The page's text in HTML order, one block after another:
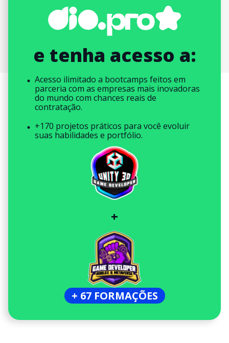
e tenha acesso a:
Acesso ilimitado a bootcamps feitos em
parceria com as empresas mais inovadoras
do mundo com chances reais de
contratação.
+170 projetos práticos para você evoluir
suas habilidades e portfólio.
+
+ 67 FORMAÇÕES